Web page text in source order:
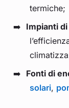
termiche;
Impianti
Fonti di
solari,